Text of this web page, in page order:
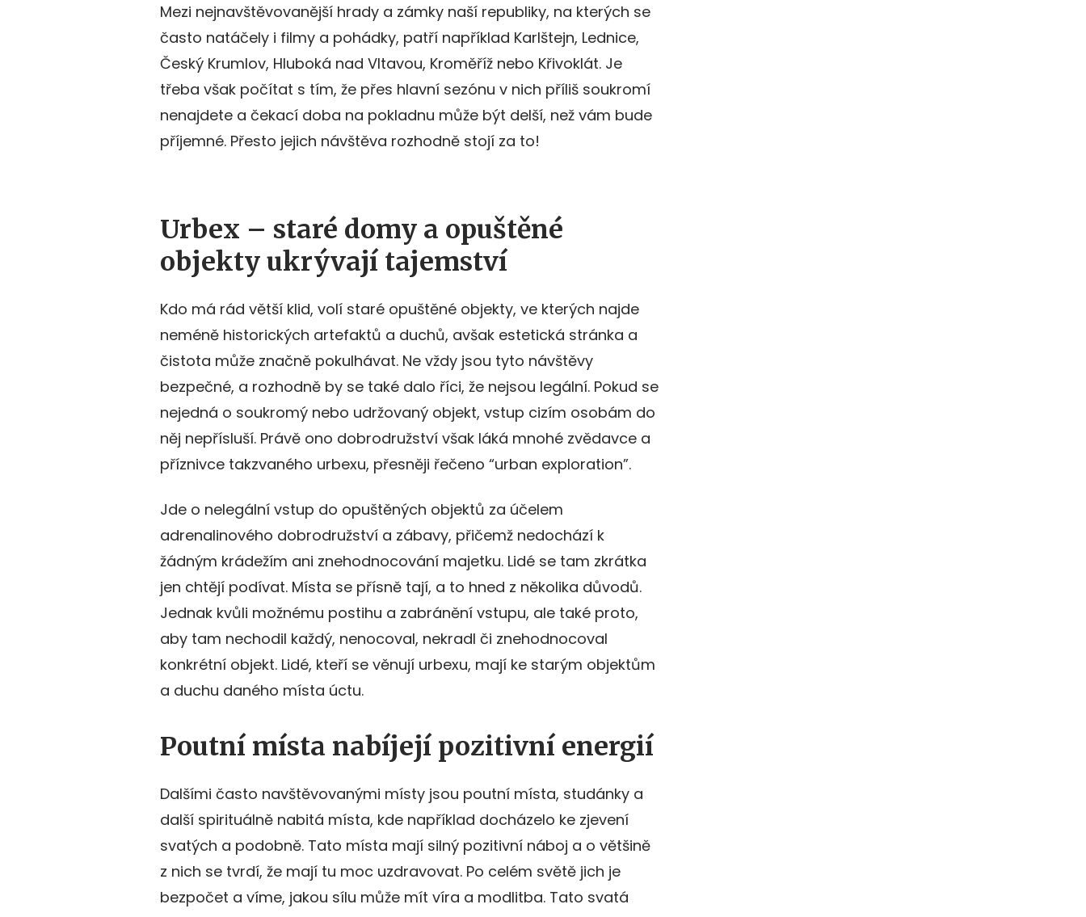
Mezi nejnavštěvovanější hrady a zámky naší republiky, na kterých se
často natáčely i filmy a pohádky, patří například Karlštejn, Lednice,
Český Krumlov, Hluboká nad Vltavou, Kroměříž nebo Křivoklát. Je
třeba však počítat s tím, že přes hlavní sezónu v nich příliš soukromí
nenajdete a čekací doba na pokladnu může být delší, než vám bude
příjemné. Přesto jejich návštěva rozhodně stojí za to!
Urbex – staré domy a opuštěné
objekty ukrývají tajemství
Kdo má rád větší klid, volí staré opuštěné objekty, ve kterých najde
neméně historických artefaktů a duchů, avšak estetická stránka a
čistota může značně pokulhávat. Ne vždy jsou tyto návštěvy
bezpečné, a rozhodně by se také dalo říci, že nejsou legální. Pokud se
nejedná o soukromý nebo udržovaný objekt, vstup cizím osobám do
něj nepřísluší. Právě ono dobrodružství však láká mnohé zvědavce a
příznivce takzvaného urbexu, přesněji řečeno “urban exploration”.
Jde o nelegální vstup do opuštěných objektů za účelem
adrenalinového dobrodružství a zábavy, přičemž nedochází k
žádným krádežím ani znehodnocování majetku. Lidé se tam zkrátka
jen chtějí podívat. Místa se přísně tají, a to hned z několika důvodů.
Jednak kvůli možnému postihu a zabránění vstupu, ale také proto,
aby tam nechodil každý, nenocoval, nekradl či znehodnocoval
konkrétní objekt. Lidé, kteří se věnují urbexu, mají ke starým objektům
a duchu daného místa úctu.
Poutní místa nabíjejí pozitivní energií
Dalšími často navštěvovanými místy jsou poutní místa, studánky a
další spirituálně nabitá místa, kde například docházelo ke zjevení
svatých a podobně. Tato místa mají silný pozitivní náboj a o většině
z nich se tvrdí, že mají tu moc uzdravovat. Po celém světě jich je
bezpočet a víme, jakou sílu může mít víra a modlitba. Tato svatá